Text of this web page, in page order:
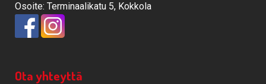
Osoite: Terminaalikatu 5, Kokkola
Ota yhteyttä